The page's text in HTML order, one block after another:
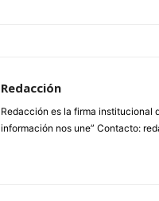
Redacción
Redacción es la firma institucional
información nos une” Contacto: